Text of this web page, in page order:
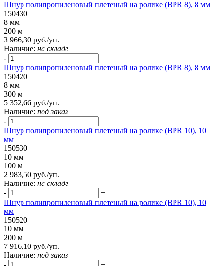
Шнур полипропиленовый плетеный на ролике (BPR 8), 8 мм
150430
8 мм
200 м
3 966,30 руб./уп.
Наличие: на складе
-
+
Шнур полипропиленовый плетеный на ролике (BPR 8), 8 мм
150420
8 мм
300 м
5 352,66 руб./уп.
Наличие: под заказ
-
+
Шнур полипропиленовый плетеный на ролике (BPR 10), 10
мм
150530
10 мм
100 м
2 983,50 руб./уп.
Наличие: на складе
-
+
Шнур полипропиленовый плетеный на ролике (BPR 10), 10
мм
150520
10 мм
200 м
7 916,10 руб./уп.
Наличие: под заказ